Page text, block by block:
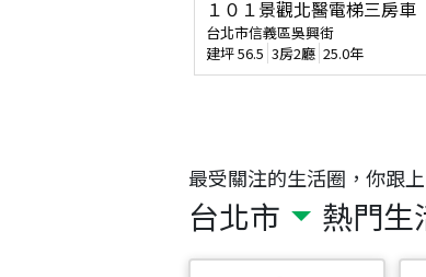
最受關注的生活圈，你跟
台北市 熱門生
１０１景觀北醫電梯三房車
台北市信義區吳興街
建坪56.5 3房2廳 25.0年